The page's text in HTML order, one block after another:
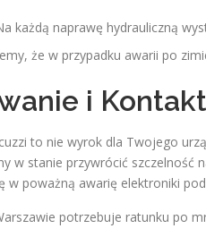
każdą naprawę hydrauliczną
że w przypadku awarii po
i Kontakt
to nie wyrok dla Twojego
w stanie przywrócić
w poważną awarię elektroniki
potrzebuje ratunku po